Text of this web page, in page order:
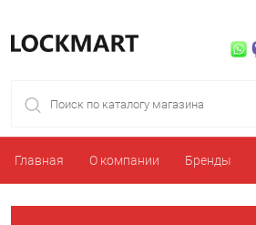
Главная О компании Бренды